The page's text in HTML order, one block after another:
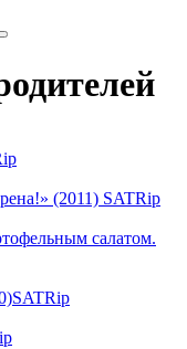
(2011) SATRip
салатом.